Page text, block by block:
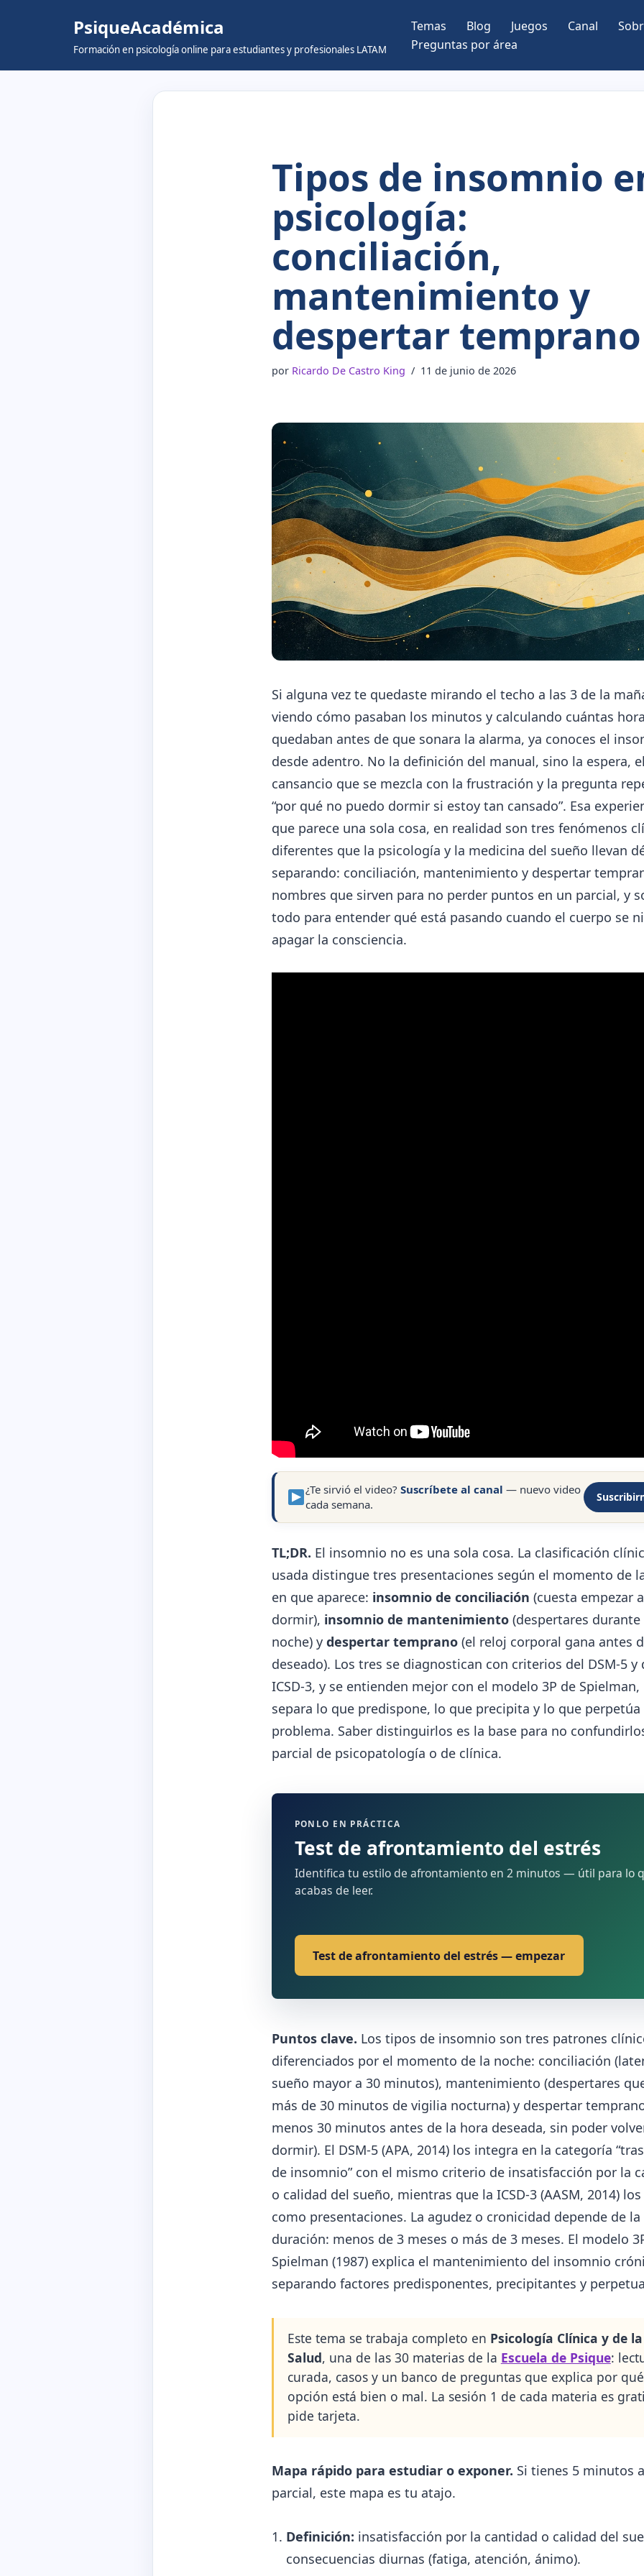
PsiqueAcadémica
Formación en psicología online para estudiantes y profesionales LATAM
Temas Blog Juegos Canal
Preguntas por área
Tipos de insomnio
psicología:
conciliación,
mantenimiento y
despertar temprano
por Ricardo De Castro King 11 de junio de 2026
Si alguna vez te quedaste mirando el techo a las 3 de la
viendo cómo pasaban los minutos y calculando cuántas
quedaban antes de que sonara la alarma, ya conoces el
desde adentro. No la definición del manual, sino la espera,
cansancio que se mezcla con la frustración y la pregunta
“por qué no puedo dormir si estoy tan cansado”. Esa
que parece una sola cosa, en realidad son tres fenómenos
diferentes que la psicología y la medicina del sueño llevan
separando: conciliación, mantenimiento y despertar
nombres que sirven para no perder puntos en un parcial, y
todo para entender qué está pasando cuando el cuerpo se
apagar la consciencia.
¿Te sirvió el video? Suscríbete al canal — nuevo video
cada semana.
TL;DR. El insomnio no es una sola cosa. La clasificación
usada distingue tres presentaciones según el momento de
en que aparece: insomnio de conciliación (cuesta empezar a
dormir), insomnio de mantenimiento(despertares durante
noche) y despertar temprano(el reloj corporal gana antes
deseado). Los tres se diagnostican con criterios del DSM-5 y
ICSD-3, y se entienden mejor con el modelo 3P de Spielman,
separa lo que predispone, lo que precipita y lo que perpetúa
problema. Saber distinguirlos es la base para no
parcial de psicopatología o de clínica.
PONLO EN PRÁCTICA
Test de afrontamiento del estrés
Identifica tu estilo de afrontamiento en 2 minutos — útil para lo
acabas de leer.
Test de afrontamiento del estrés — empezar
Puntos clave. Los tipos de insomnio son tres patrones
diferenciados por el momento de la noche: conciliación
sueño mayor a 30 minutos), mantenimiento (despertares
más de 30 minutos de vigilia nocturna) y despertar
menos 30 minutos antes de la hora deseada, sin poder
dormir). El DSM-5 (APA, 2014) los integra en la categoría
de insomnio” con el mismo criterio de insatisfacción por la
o calidad del sueño, mientras que la ICSD-3 (AASM, 2014)
como presentaciones. La agudez o cronicidad depende de la
duración: menos de 3 meses o más de 3 meses. El modelo
Spielman (1987) explica el mantenimiento del insomnio
separando factores predisponentes, precipitantes y
Este tema se trabaja completo en Psicología Clínica y de la
Salud, una de las 30 materias de la Escuela de Psique:
curada, casos y un banco de preguntas que explica por
opción está bien o mal. La sesión 1 de cada materia es
pide tarjeta.
Mapa rápido para estudiar o exponer. Si tienes 5 minutos
parcial, este mapa es tu atajo.
Definición: insatisfacción por la cantidad o calidad del
consecuencias diurnas (fatiga, atención, ánimo).